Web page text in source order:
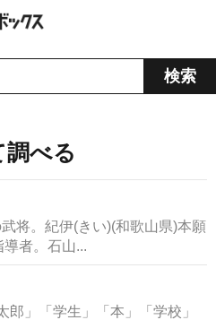
調べる
将。紀伊(きい)(和歌山県)本願
者。石山...
」「学生」「本」「学校」